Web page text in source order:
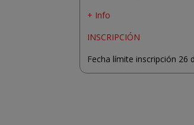
+ Info
INSCRIPCIÓN
Fecha límite inscripción 26